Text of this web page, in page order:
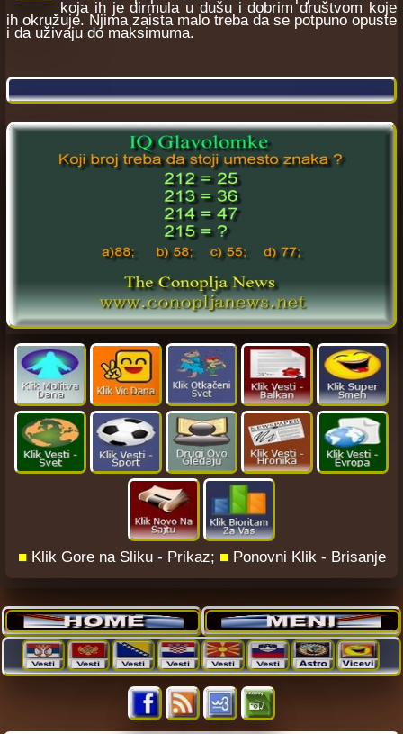
koja ih je dirmula u dušu i dobrim društvom koje
ih okružuje. Njima zaista malo treba da se potpuno opuste
i da uživaju do maksimuma.
■ Klik Gore na Sliku - Prikaz; ■ Ponovni Klik - Brisanje